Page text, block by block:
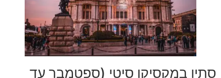
סתיו במקסיקו סיטי (ספטמבר עד